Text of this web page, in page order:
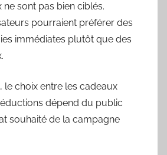
ne sont pas bien ciblés.
pourraient préférer des
immédiates plutôt que des
le choix entre les cadeaux
dépend du public
souhaité de la campagne